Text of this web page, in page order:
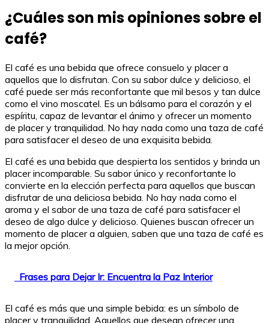
¿Cuáles son mis opiniones sobre el
café?
El café es una bebida que ofrece consuelo y placer a
aquellos que lo disfrutan. Con su sabor dulce y delicioso, el
café puede ser más reconfortante que mil besos y tan dulce
como el vino moscatel. Es un bálsamo para el corazón y el
espíritu, capaz de levantar el ánimo y ofrecer un momento
de placer y tranquilidad. No hay nada como una taza de café
para satisfacer el deseo de una exquisita bebida.
El café es una bebida que despierta los sentidos y brinda un
placer incomparable. Su sabor único y reconfortante lo
convierte en la elección perfecta para aquellos que buscan
disfrutar de una deliciosa bebida. No hay nada como el
aroma y el sabor de una taza de café para satisfacer el
deseo de algo dulce y delicioso. Quienes buscan ofrecer un
momento de placer a alguien, saben que una taza de café es
la mejor opción.
Frases para Dejar Ir: Encuentra la Paz Interior
El café es más que una simple bebida: es un símbolo de
placer y tranquilidad. Aquellos que desean ofrecer una